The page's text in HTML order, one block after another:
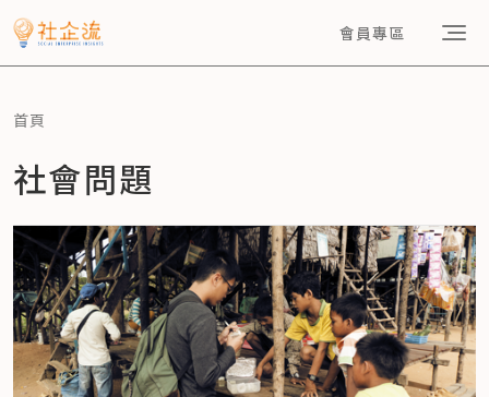
會員專區
首頁
社會問題